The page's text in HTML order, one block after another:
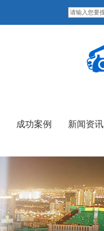
成功案例 新闻资讯